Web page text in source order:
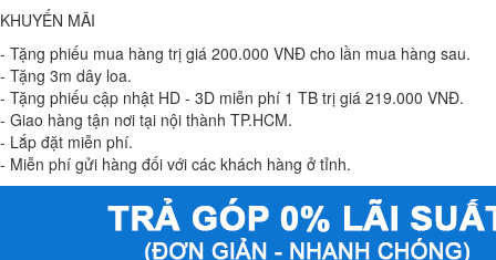
KHUYẾN MÃI
- Tặng phiếu mua hàng trị giá 200.000 VNĐ cho lần mua hàng sau.
- Tặng 3m dây loa.
- Tặng phiếu cập nhật HD - 3D miễn phí 1 TB trị giá 219.000 VNĐ.
- Giao hàng tận nơi tại nội thành TP.HCM.
- Lắp đặt miễn phí.
- Miễn phí gửi hàng đối với các khách hàng ở tỉnh.